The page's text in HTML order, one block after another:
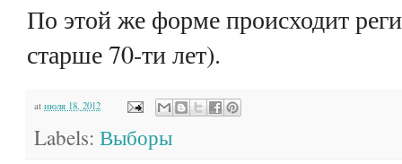
По этой же форме происходит
старше 70-ти лет).
at июля 18, 2012
Labels: Выборы